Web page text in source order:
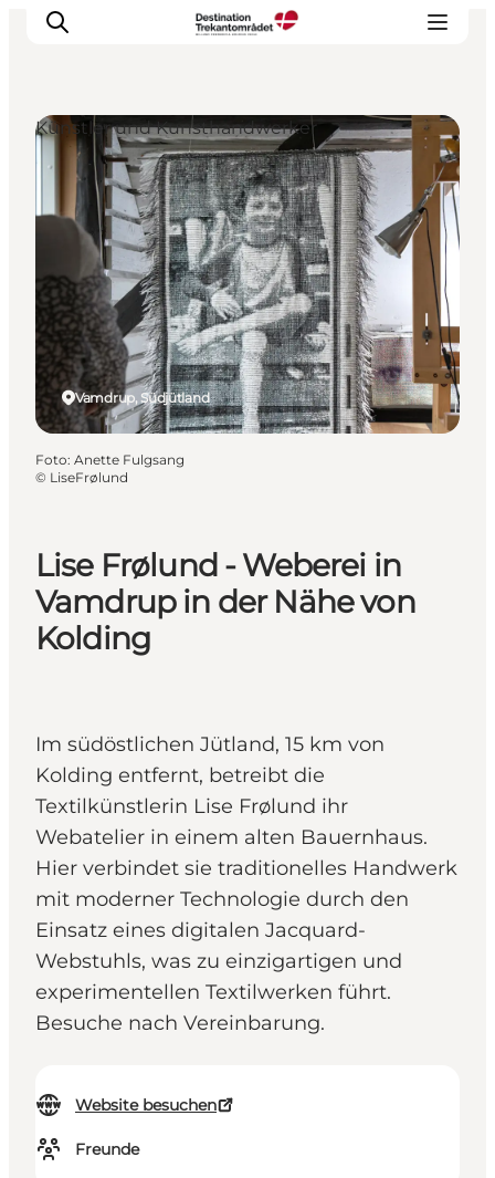
LEGOLAND® Billund Resort
Städte
Erlebnisse
Unterkünfte
Reiseplanung
Tickets
Lise Frølund - Weberei in
Vamdrup in der Nähe von
Kolding
Im südöstlichen Jütland, 15 km von
Kolding entfernt, betreibt die
Textilkünstlerin Lise Frølund ihr
Webatelier in einem alten Bauernhaus.
Hier verbindet sie traditionelles Handwerk
mit moderner Technologie durch den
Einsatz eines digitalen Jacquard-
Webstuhls, was zu einzigartigen und
experimentellen Textilwerken führt.
Besuche nach Vereinbarung.
Website besuchen
Freunde
Vamdrup, Südjütland
Künstler und Kunsthandwerker
Foto: Anette Fulgsang
© LiseFrølund